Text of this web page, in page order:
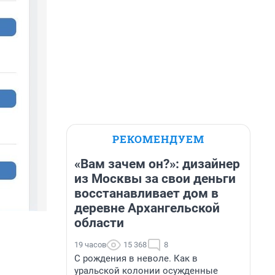
РЕКОМЕНДУЕМ
«Вам зачем он?»: дизайнер
из Москвы за свои деньги
восстанавливает дом в
деревне Архангельской
области
19 часов 15 368 8
С рождения в неволе. Как в
уральской колонии осужденные